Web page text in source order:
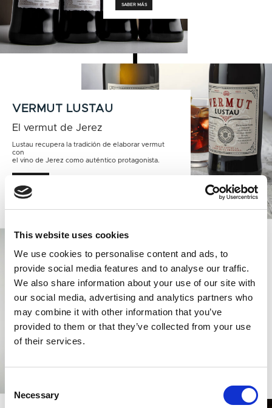
This website uses cookies
We use cookies to personalise content and ads, to
provide social media features and to analyse our traffic.
We also share information about your use of our site with
our social media, advertising and analytics partners who
may combine it with other information that you’ve
provided to them or that they’ve collected from your use
of their services.
Selection
Necessary
SABER MÁS
VERMUT LUSTAU
El vermut de Jerez
Lustau recupera la tradición de elaborar vermut
con
el vino de Jerez como auténtico protagonista.
BRANDY LUSTAU
El espíritu del vino
Una gama de Brandy de Jerez que
destaca por su vejez, calidad y
amabilidad y que ha recibido en los
últimos años los premios internacionales